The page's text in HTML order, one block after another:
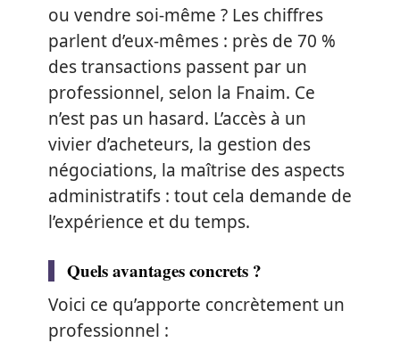
ou vendre soi-même ? Les chiffres
parlent d’eux-mêmes : près de 70 %
des transactions passent par un
professionnel, selon la Fnaim. Ce
n’est pas un hasard. L’accès à un
vivier d’acheteurs, la gestion des
négociations, la maîtrise des aspects
administratifs : tout cela demande de
l’expérience et du temps.
Quels avantages concrets ?
Voici ce qu’apporte concrètement un
professionnel :